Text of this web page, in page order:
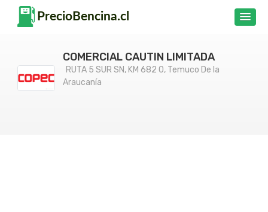
COMERCIAL CAUTIN LIMITADA
RUTA 5 SUR SN, KM 682 0, Temuco De la
Araucanía